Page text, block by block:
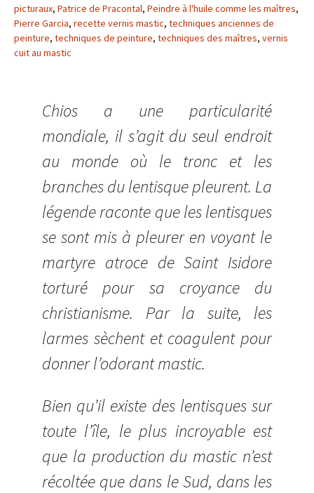
picturaux, Patrice de Pracontal, Peindre à l'huile comme les maîtres,
Pierre Garcia, recette vernis mastic, techniques anciennes de
peinture, techniques de peinture, techniques des maîtres, vernis
cuit au mastic
Chios a une particularité
mondiale, il s’agit du seul endroit
au monde où le tronc et les
branches du lentisque pleurent. La
légende raconte que les lentisques
se sont mis à pleurer en voyant le
martyre atroce de Saint Isidore
torturé pour sa croyance du
christianisme. Par la suite, les
larmes sèchent et coagulent pour
donner l’odorant mastic.
Bien qu’il existe des lentisques sur
toute l’île, le plus incroyable est
que la production du mastic n’est
récoltée que dans le Sud, dans les